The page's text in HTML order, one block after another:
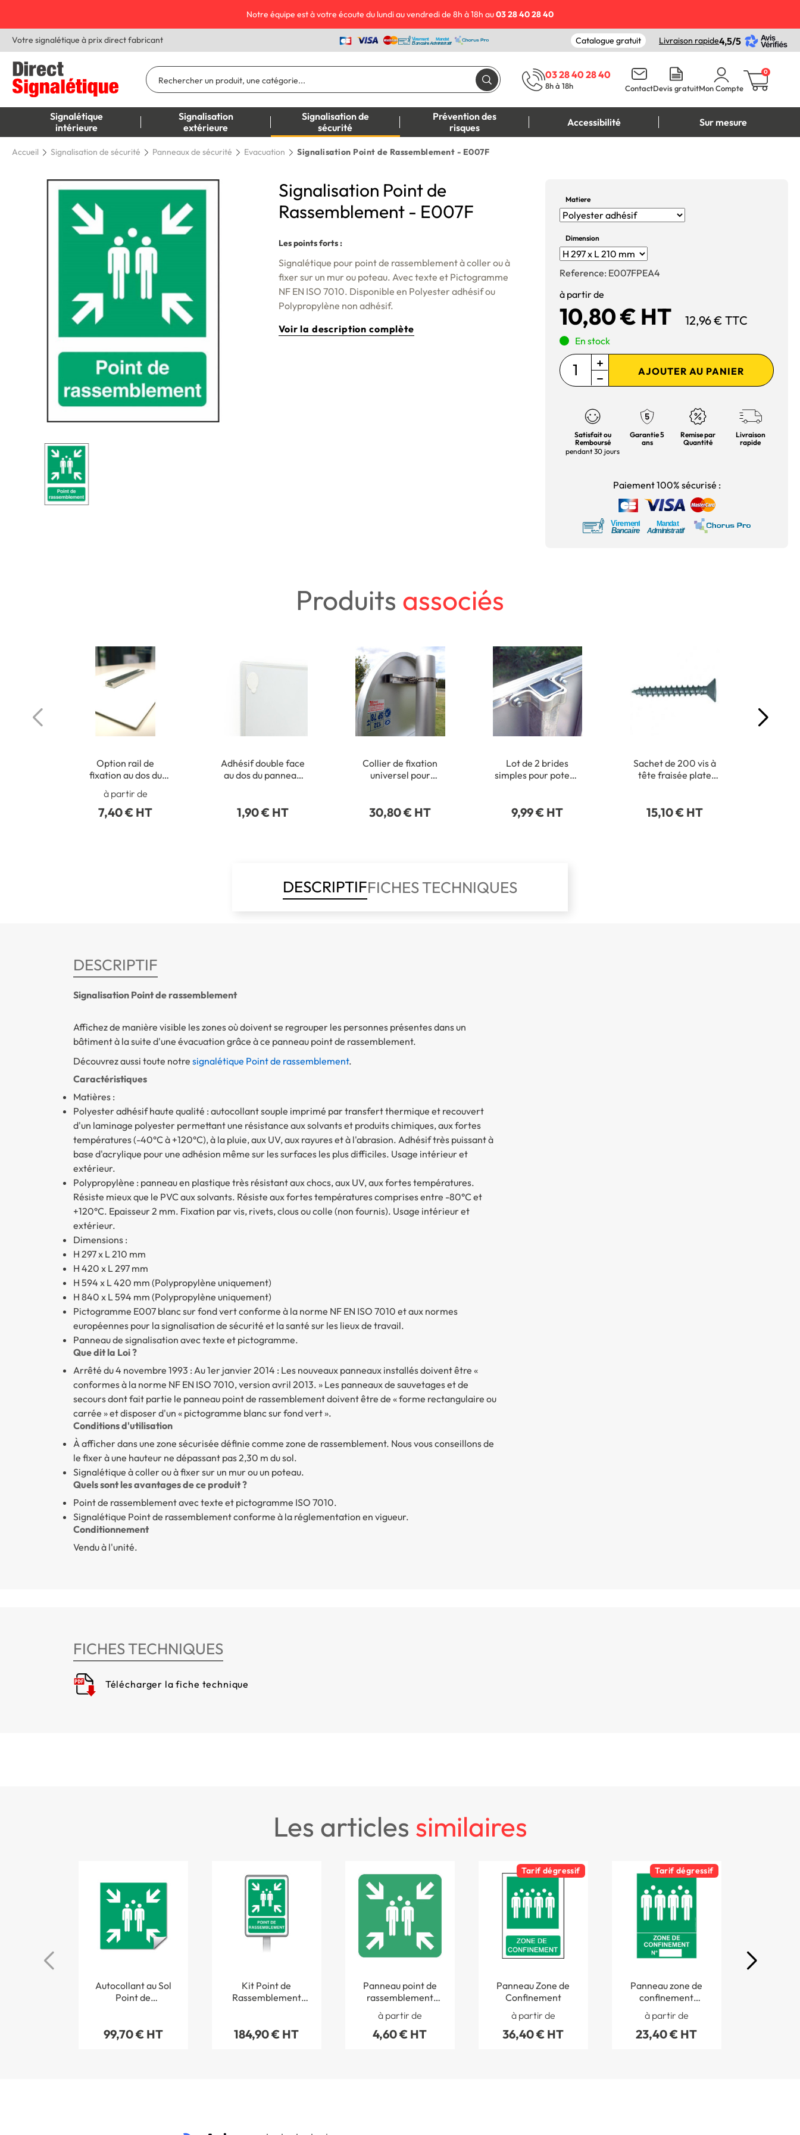
Notre équipe est à votre écoute du lundi au vendredi de 8h à 18h au03 28 40 28 40
Votre signalétique à prix direct fabricant Catalogue gratuit Livraison rapide4,5/5
03 28 40 28 40
8h à 18h ContactDevis gratuitMon Compte
0
Signalétique
intérieure
Signalisation
extérieure
Signalisation de
sécurité
Prévention des
risques
Accessibilité Sur mesure
Accueil Signalisation de sécurité Panneaux de sécurité Evacuation Signalisation Point de Rassemblement - E007F
Signalisation Point de
Rassemblement - E007F
Les points forts :
Signalétique pour point de rassemblementà coller ou à
fixer sur un mur ou poteau. Avec texte et Pictogramme
NF EN ISO 7010. Disponible en Polyester adhésif ou
Polypropylène non adhésif.
Voir la description complète
Matiere
Dimension
Reference: E007FPEA4
à partir de
10,80 € HT 12,96 € TTC
En stock
AJOUTER AU PANIER
Satisfait ou
Remboursé
pendant 30 jours
Garantie 5
ans
Remise par
Quantité
Livraison
rapide
Paiement 100% sécurisé :
Produits associés
Option rail de
fixation au dos du
panneau (non collé)
à partir de
7,40 € HT
Adhésif double face
au dos du panneau
1,90 € HT
Collier de fixation
universel pour
30,80 € HT
Lot de 2 brides
simples pour poteau
9,99 € HT
Sachet de 200 vis à
tête fraisée plate
15,10 € HT
DESCRIPTIFFICHES TECHNIQUES
DESCRIPTIF
Signalisation Point de rassemblement
Affichez de manière visible les zones où doivent se regrouper les personnes présentes dans un
bâtiment à la suite d'une évacuation grâce à ce panneau point de rassemblement.
Découvrez aussi toute notre signalétique Point de rassemblement.
Caractéristiques
Matières :
Polyester adhésif haute qualité : autocollant souple imprimé par transfert thermique et recouvert
d'un laminage polyester permettant une résistance aux solvants et produits chimiques, aux fortes
températures (-40°C à +120°C), à la pluie, aux UV, aux rayures et à l'abrasion. Adhésif très puissant à
base d'acrylique pour une adhésion même sur les surfaces les plus difficiles. Usage intérieur et
extérieur.
Polypropylène : panneau en plastique très résistant aux chocs, aux UV, aux fortes températures.
Résiste mieux que le PVC aux solvants. Résiste aux fortes températures comprises entre -80°C et
+120°C. Epaisseur 2 mm. Fixation par vis, rivets, clous ou colle (non fournis). Usage intérieur et
extérieur.
Dimensions :
H 297 x L 210 mm
H 420 x L 297 mm
H 594 x L 420 mm (Polypropylène uniquement)
H 840 x L 594 mm (Polypropylène uniquement)
Pictogramme E007 blanc sur fond vert conforme à la norme NF EN ISO 7010 et aux normes
européennes pour la signalisation de sécurité et la santé sur les lieux de travail.
Panneau de signalisation avec texte et pictogramme.
Que dit la Loi ?
Arrêté du 4 novembre 1993 : Au 1er janvier 2014 : Les nouveaux panneaux installés doivent être «
conformes à la norme NF EN ISO 7010, version avril 2013. » Les panneaux de sauvetages et de
secours dont fait partie le panneau point de rassemblement doivent être de « forme rectangulaire ou
carrée » et disposer d'un « pictogramme blanc sur fond vert ».
Conditions d'utilisation
À afficher dans une zone sécurisée définie comme zone de rassemblement. Nous vous conseillons de
le fixer à une hauteur ne dépassant pas 2,30 m du sol.
Signalétique à coller ou à fixer sur un mur ou un poteau.
Quels sont les avantages de ce produit ?
Point de rassemblementavec texte et pictogramme ISO 7010.
Signalétique Point de rassemblementconforme à la réglementation en vigueur.
Conditionnement
Vendu à l'unité.
FICHES TECHNIQUES
Télécharger la fiche technique
les articles similaires
Autocollant au Sol
Point de
99,70 € HT
Kit Point de
Rassemblement
mètres
184,90 € HT
Panneau point de
rassemblement
après évacuation
ISO 7010 - E007
à partir de
4,60 € HT
Tarif dégressif
Panneau Zone de
Confinement
à partir de
36,40 € HT
Tarif dégressif
Panneau zone de
confinement
numéroté
à partir de
23,40 € HT